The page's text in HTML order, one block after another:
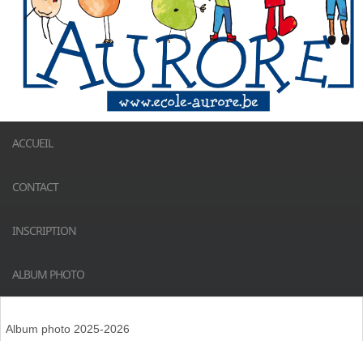
ACCUEIL
CONTACT
INSCRIPTION
ALBUM PHOTO
Album photo 2025-2026